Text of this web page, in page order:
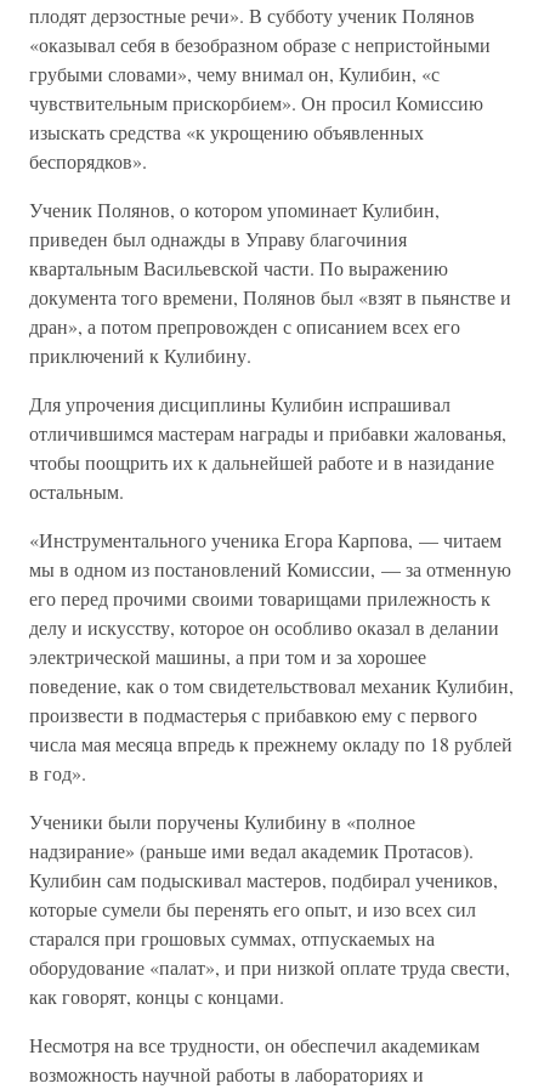
плодят дерзостные речи». В субботу ученик Полянов
«оказывал себя в безобразном образе с непристойными
грубыми словами», чему внимал он, Кулибин, «с
чувствительным прискорбием». Он просил Комиссию
изыскать средства «к укрощению объявленных
беспорядков».
Ученик Полянов, о котором упоминает Кулибин,
приведен был однажды в Управу благочиния
квартальным Васильевской части. По выражению
документа того времени, Полянов был «взят в пьянстве и
дран», а потом препровожден с описанием всех его
приключений к Кулибину.
Для упрочения дисциплины Кулибин испрашивал
отличившимся мастерам награды и прибавки жалованья,
чтобы поощрить их к дальнейшей работе и в назидание
остальным.
«Инструментального ученика Егора Карпова, — читаем
мы в одном из постановлений Комиссии, — за отменную
его перед прочими своими товарищами прилежность к
делу и искусству, которое он особливо оказал в делании
электрической машины, а при том и за хорошее
поведение, как о том свидетельствовал механик Кулибин,
произвести в подмастерья с прибавкою ему с первого
числа мая месяца впредь к прежнему окладу по 18 рублей
в год».
Ученики были поручены Кулибину в «полное
надзирание» (раньше ими ведал академик Протасов).
Кулибин сам подыскивал мастеров, подбирал учеников,
которые сумели бы перенять его опыт, и изо всех сил
старался при грошовых суммах, отпускаемых на
оборудование «палат», и при низкой оплате труда свести,
как говорят, концы с концами.
Несмотря на все трудности, он обеспечил академикам
возможность научной работы в лабораториях и